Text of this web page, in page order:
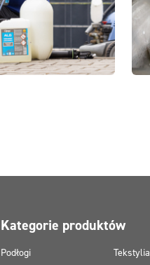
Kategorie produktów
Podłogi
Tekstylia